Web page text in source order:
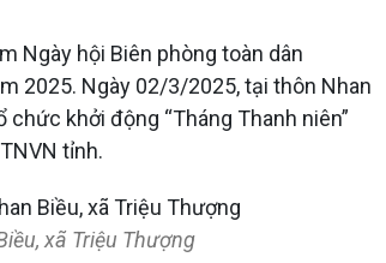
Ngày hội Biên phòng toàn dân
2025. Ngày 02/3/2025, tại thôn Nhan
khởi động “Tháng Thanh niên”
tỉnh.
xã Triệu Thượng